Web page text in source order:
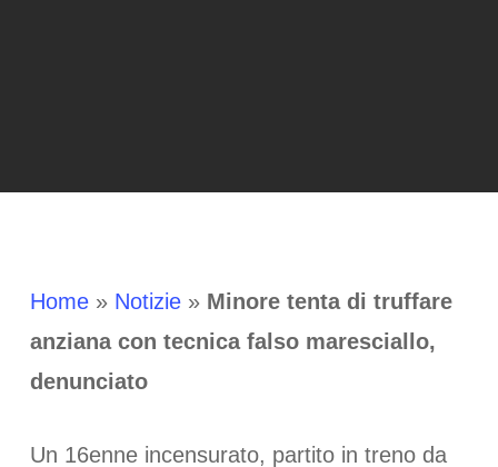
Home» Notizie» Minore tenta di truffare
anziana con tecnica falso maresciallo,
denunciato
Un 16enne incensurato, partito in treno da